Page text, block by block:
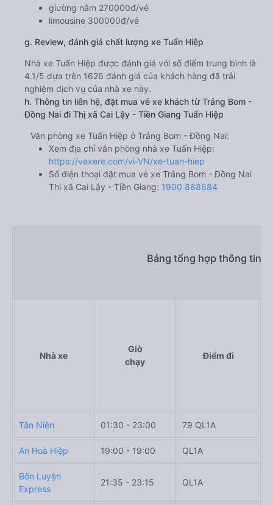
giường nằm 270000đ/vé
limousine 300000đ/vé
g. Review, đánh giá chất lượng xe Tuấn Hiệp
Nhà xe Tuấn Hiệp được đánh giá với số điểm trung bình là
4.1/5 dựa trên 1626 đánh giá của khách hàng đã trải
nghiệm dịch vụ của nhà xe này.
h. Thông tin liên hệ, đặt mua vé xe khách từ Trảng Bom -
Đồng Nai đi Thị xã Cai Lậy - Tiền Giang Tuấn Hiệp
Văn phòng xe Tuấn Hiệp ở Trảng Bom - Đồng Nai:
Xem địa chỉ văn phòng nhà xe Tuấn Hiệp:
https://vexere.com/vi-VN/xe-tuan-hiep
Số điện thoại đặt mua vé xe Trảng Bom - Đồng Nai
Thị xã Cai Lậy - Tiền Giang: 1900 888684
Bảng tổng hợp thông tin
Nhà xe
Giờ
chạy
Điểm đi
Tân Niên 01:30 - 23:00 79 QL1A
An Hoà Hiệp 19:00 - 19:00 QL1A
Bốn Luyện
Express
21:35 - 23:15 QL1A